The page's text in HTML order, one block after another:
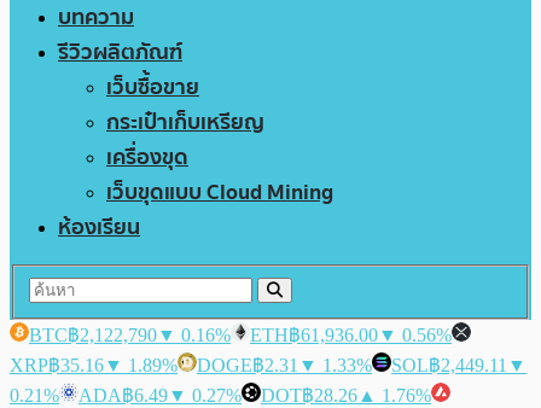
บทความ
รีวิวผลิตภัณฑ์
เว็บซื้อขาย
กระเป๋าเก็บเหรียญ
เครื่องขุด
เว็บขุดแบบ Cloud Mining
ห้องเรียน
BTC฿2,122,790▼ 0.16% ETH฿61,936.00▼ 0.56%
XRP฿35.16▼ 1.89% DOGE฿2.31 ▼ 1.33% SOL฿2,449.11 ▼
0.21%
ADA฿6.49▼ 0.27% DOT฿28.26 ▲ 1.76%